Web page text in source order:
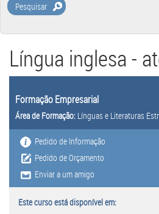
Pesquisar
Língua inglesa -
Formação Empresarial
Área de Formação: Línguas e Literaturas
Pedido de Informação
Pedido de Orçamento
Enviar a um amigo
Este curso está disponível em: